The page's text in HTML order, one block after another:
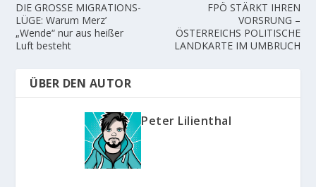
DIE GROSSE MIGRATIONS-
LÜGE: Warum Merz’
„Wende“ nur aus heißer
Luft besteht
FPÖ STÄRKT IHREN
VORSRUNG –
ÖSTERREICHS POLITISCHE
LANDKARTE IM UMBRUCH
ÜBER DEN AUTOR
Peter Lilienthal